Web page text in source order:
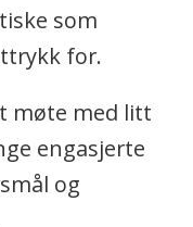
som
for.
møte med litt
engasjerte
og